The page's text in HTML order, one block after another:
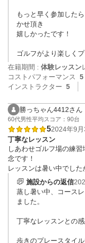
もっと早く参加した
かせ頂き
嬉しかったです！
ゴルフがより楽しく
在籍期間 : 体験レッスン
コストパフォーマンス
5
インストラクター 5
勝っちゃん4412さん
60代男性平均スコア：90台
52024年9月
丁寧なレッスン
しあわせゴルフ場の練
念です！
レッスンは暑い中でした
施設からの返信
蒸し暑い中、コース
ました。
丁寧なレッスンとの
歩きのプレースタイ